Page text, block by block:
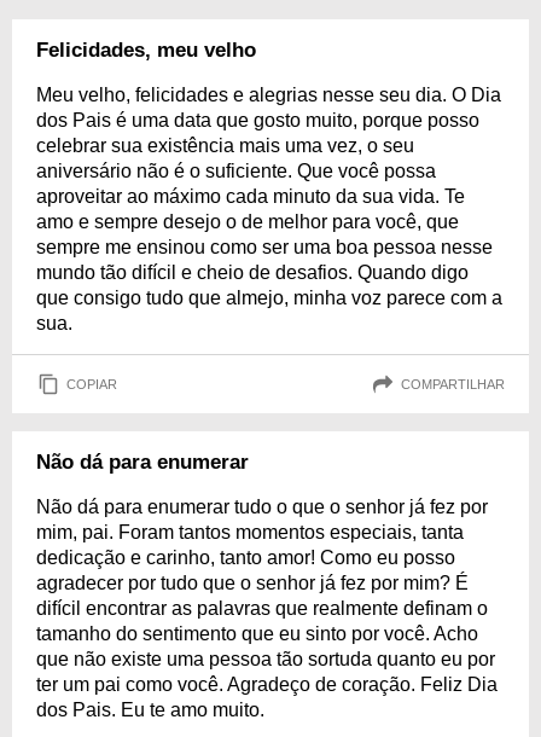
Felicidades, meu velho
Meu velho, felicidades e alegrias nesse seu dia. O Dia
dos Pais é uma data que gosto muito, porque posso
celebrar sua existência mais uma vez, o seu
aniversário não é o suficiente. Que você possa
aproveitar ao máximo cada minuto da sua vida. Te
amo e sempre desejo o de melhor para você, que
sempre me ensinou como ser uma boa pessoa nesse
mundo tão difícil e cheio de desafios. Quando digo
que consigo tudo que almejo, minha voz parece com a
sua.
COPIAR COMPARTILHAR
Não dá para enumerar
Não dá para enumerar tudo o que o senhor já fez por
mim, pai. Foram tantos momentos especiais, tanta
dedicação e carinho, tanto amor! Como eu posso
agradecer por tudo que o senhor já fez por mim? É
difícil encontrar as palavras que realmente definam o
tamanho do sentimento que eu sinto por você. Acho
que não existe uma pessoa tão sortuda quanto eu por
ter um pai como você. Agradeço de coração. Feliz Dia
dos Pais. Eu te amo muito.